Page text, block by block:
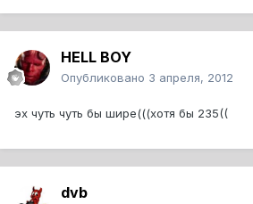
HELL BOY
Опубликовано 3 апреля, 2012
эх чуть чуть бы шире(((хотя бы 235((
dvb